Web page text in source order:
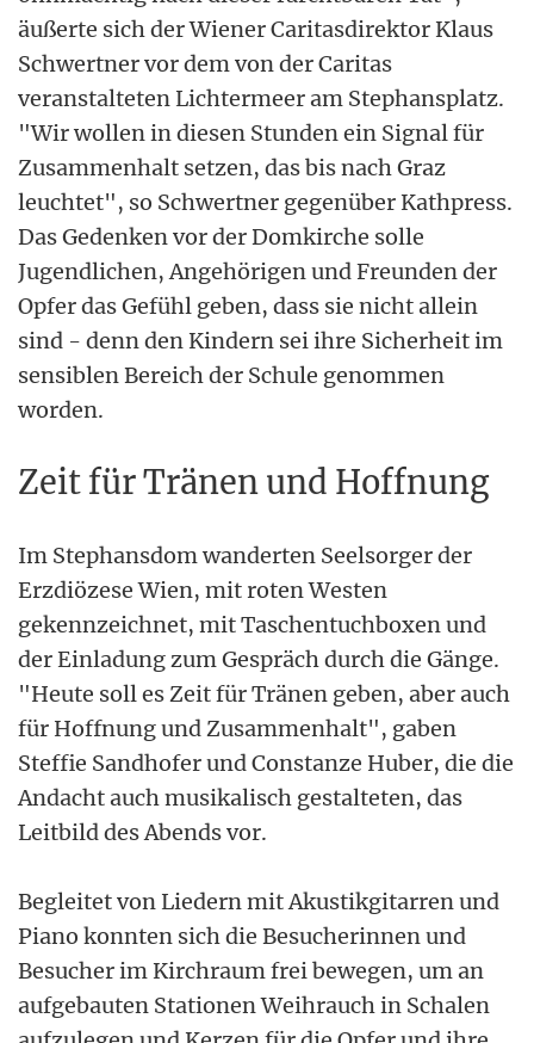
äußerte sich der Wiener Caritasdirektor Klaus
Schwertner vor dem von der Caritas
veranstalteten Lichtermeer am Stephansplatz.
"Wir wollen in diesen Stunden ein Signal für
Zusammenhalt setzen, das bis nach Graz
leuchtet", so Schwertner gegenüber Kathpress.
Das Gedenken vor der Domkirche solle
Jugendlichen, Angehörigen und Freunden der
Opfer das Gefühl geben, dass sie nicht allein
sind - denn den Kindern sei ihre Sicherheit im
sensiblen Bereich der Schule genommen
worden.
Zeit für Tränen und Hoffnung
Im Stephansdom wanderten Seelsorger der
Erzdiözese Wien, mit roten Westen
gekennzeichnet, mit Taschentuchboxen und
der Einladung zum Gespräch durch die Gänge.
"Heute soll es Zeit für Tränen geben, aber auch
für Hoffnung und Zusammenhalt", gaben
Steffie Sandhofer und Constanze Huber, die die
Andacht auch musikalisch gestalteten, das
Leitbild des Abends vor.
Begleitet von Liedern mit Akustikgitarren und
Piano konnten sich die Besucherinnen und
Besucher im Kirchraum frei bewegen, um an
aufgebauten Stationen Weihrauch in Schalen